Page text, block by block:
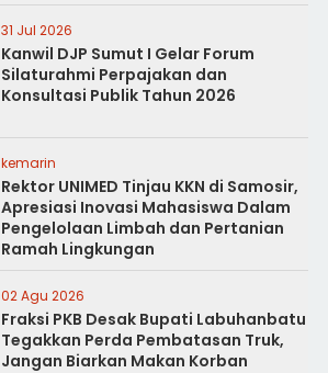
31 Jul 2026
Kanwil DJP Sumut I Gelar Forum
Silaturahmi Perpajakan dan
Konsultasi Publik Tahun 2026
kemarin
Rektor UNIMED Tinjau KKN di Samosir,
Apresiasi Inovasi Mahasiswa Dalam
Pengelolaan Limbah dan Pertanian
Ramah Lingkungan
02 Agu 2026
Fraksi PKB Desak Bupati Labuhanbatu
Tegakkan Perda Pembatasan Truk,
Jangan Biarkan Makan Korban